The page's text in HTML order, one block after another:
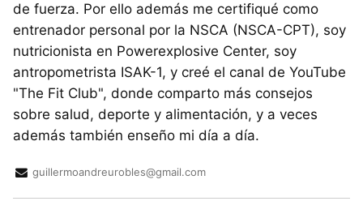
de fuerza. Por ello además me certifiqué como
entrenador personal por la NSCA (NSCA-CPT), soy
nutricionista en Powerexplosive Center, soy
antropometrista ISAK-1, y creé el canal de YouTube
"The Fit Club", donde comparto más consejos
sobre salud, deporte y alimentación, y a veces
además también enseño mi día a día.
guillermoandreurobles@gmail.com